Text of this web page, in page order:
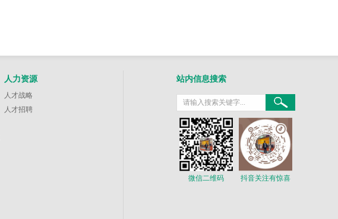
站内信息搜索
微信二维码 抖音关注有惊喜
人力资源
人才战略
人才招聘